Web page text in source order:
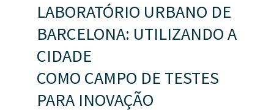
LABORATÓRIO URBANO DE
BARCELONA: UTILIZANDO A
CIDADE
COMO CAMPO DE TESTES
PARA INOVAÇÃO